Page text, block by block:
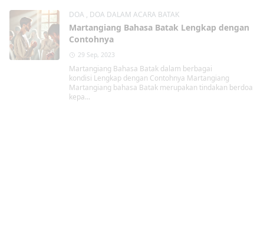
DOA , DOA DALAM ACARA BATAK
Martangiang Bahasa Batak Lengkap dengan
Contohnya
29 Sep, 2023
Martangiang Bahasa Batak dalam berbagai
kondisi Lengkap dengan Contohnya Martangiang
Martangiang bahasa Batak merupakan tindakan berdoa
kepa...